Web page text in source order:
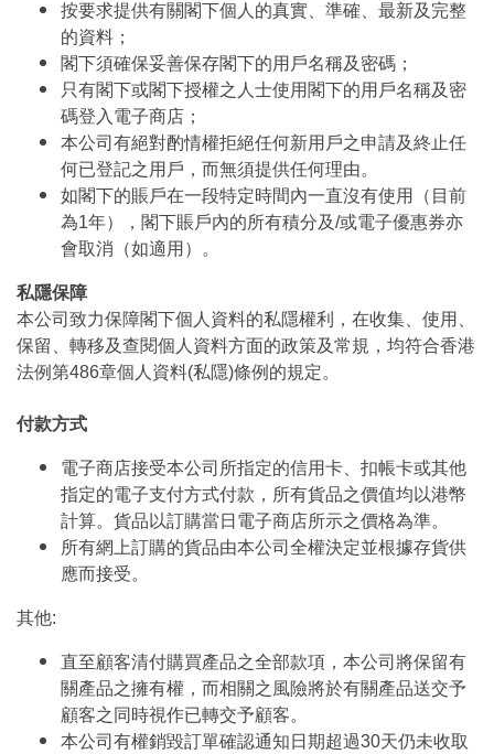
按要求提供有關閣下個人的真實、準確、最新及完整
的資料；
閣下須確保妥善保存閣下的用戶名稱及密碼；
只有閣下或閣下授權之人士使用閣下的用戶名稱及密
碼登入電子商店；
本公司有絕對酌情權拒絕任何新用戶之申請及終止任
何已登記之用戶，而無須提供任何理由。
如閣下的賬戶在一段特定時間內一直沒有使用（目前
為1年），閣下賬戶內的所有積分及/或電子優惠券亦
會取消（如適用）。
私隱保障
本公司致力保障閣下個人資料的私隱權利，在收集、使用、
保留、轉移及查閱個人資料方面的政策及常規，均符合香港
法例第486章個人資料(私隱)條例的規定。
付款方式
電子商店接受本公司所指定的信用卡、扣帳卡或其他
指定的電子支付方式付款，所有貨品之價值均以港幣
計算。貨品以訂購當日電子商店所示之價格為準。
所有網上訂購的貨品由本公司全權決定並根據存貨供
應而接受。
其他:
直至顧客清付購買產品之全部款項，本公司將保留有
關產品之擁有權，而相關之風險將於有關產品送交予
顧客之同時視作已轉交予顧客。
本公司有權銷毀訂單確認通知日期超過30天仍未收取